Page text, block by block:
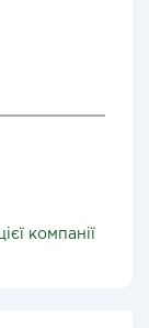
компанії